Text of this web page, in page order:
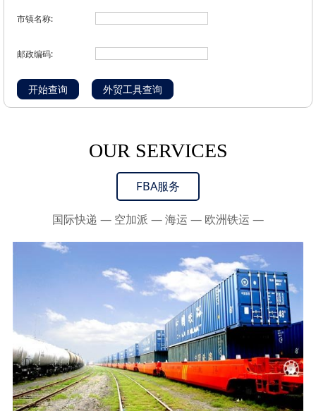
市镇名称:
邮政编码:
OUR SERVICES
FBA服务
国际快递 — 空加派 — 海运 — 欧洲铁运 —